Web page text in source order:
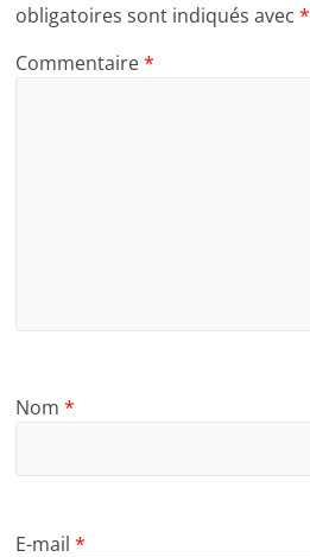
obligatoires sont indiqués avec*
Commentaire*
Nom*
E-mail*